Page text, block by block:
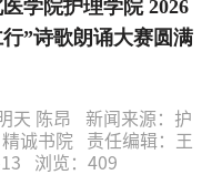
学院护理学院 2026
”诗歌朗诵大赛圆满
天 陈昂
新闻来源：护
诚书院
责任编辑：王
浏览：409